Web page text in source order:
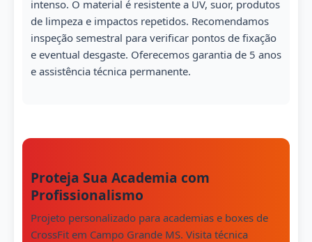
intenso. O material é resistente a UV, suor, produtos
de limpeza e impactos repetidos. Recomendamos
inspeção semestral para verificar pontos de fixação
e eventual desgaste. Oferecemos garantia de 5 anos
e assistência técnica permanente.
Proteja Sua Academia com
Profissionalismo
Projeto personalizado para academias e boxes de
CrossFit em Campo Grande MS. Visita técnica